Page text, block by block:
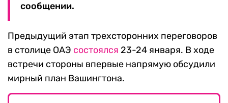
сообщении.
Предыдущий этап трехсторонних переговоров
в столице ОАЭ состоялся 23-24 января. В ходе
встречи стороны впервые напрямую обсудили
мирный план Вашингтона.